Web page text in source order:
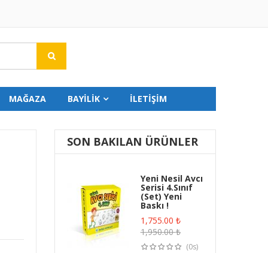
MAĞAZA BAYİLİK İLETİŞİM
SON BAKILAN ÜRÜNLER
Yeni Nesil Avcı
Serisi 4.Sınıf
(Set) Yeni
Baskı !
1,755.00 ₺
1,950.00₺
(0s)